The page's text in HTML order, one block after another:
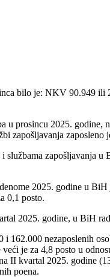
bilo je: NKV 90.949
u prosincu 2025.
zapošljavanja zaposleno
službama zapošljavanja
2025. godine u
0,1 posto.
2025. godine, u BiH
162.000 nezaposlenih
je za 4,8 posto u
II kvartal 2025. godine
poena.